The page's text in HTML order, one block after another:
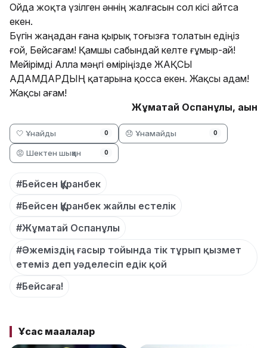
Ойда жоқта үзілген әннің жалғасын сол кісі айтса
екен.
Бүгін жаңадан ғана қырық тоғызға толатын едіңіз
ғой, Бейсағам! Қамшы сабындай келте ғұмыр-ай!
Мейірімді Алла мәңгі өміріңізде ЖАҚСЫ
АДАМДАРДЫҢ қатарына қосса екен. Жақсы адам!
Жақсы ағам!
Жұматай Оспанұлы, ақын
🤍 Ұнайды 0 😞 Ұнамайды 0
😡 Шектен шыққан 0
#Бейсен Құранбек
#Бейсен Құранбек жайлы естелік
#Жұматай Оспанұлы
#Әжеміздің ғасыр тойында тік тұрып қызмет
етеміз деп уәделесіп едік қой
#Бейсаға!
Ұқсас мақалалар